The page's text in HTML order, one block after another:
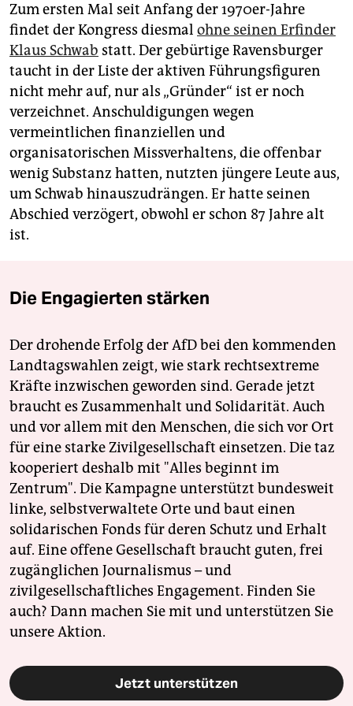
Zum ersten Mal seit Anfang der 1970er-Jahre
findet der Kongress diesmal ohne seinen Erfinder
Klaus Schwab statt. Der gebürtige Ravensburger
taucht in der Liste der aktiven Führungsfiguren
nicht mehr auf, nur als „Gründer“ ist er noch
verzeichnet. Anschuldigungen wegen
vermeintlichen finanziellen und
organisatorischen Missverhaltens, die offenbar
wenig Substanz hatten, nutzten jüngere Leute aus,
um Schwab hinauszudrängen. Er hatte seinen
Abschied verzögert, obwohl er schon 87 Jahre alt
ist.
Die Engagierten stärken
Der drohende Erfolg der AfD bei den kommenden
Landtagswahlen zeigt, wie stark rechtsextreme
Kräfte inzwischen geworden sind. Gerade jetzt
braucht es Zusammenhalt und Solidarität. Auch
und vor allem mit den Menschen, die sich vor Ort
für eine starke Zivilgesellschaft einsetzen. Die taz
kooperiert deshalb mit "Alles beginnt im
Zentrum". Die Kampagne unterstützt bundesweit
linke, selbstverwaltete Orte und baut einen
solidarischen Fonds für deren Schutz und Erhalt
auf. Eine offene Gesellschaft braucht guten, frei
zugänglichen Journalismus – und
zivilgesellschaftliches Engagement. Finden Sie
auch? Dann machen Sie mit und unterstützen Sie
unsere Aktion.
Jetzt unterstützen